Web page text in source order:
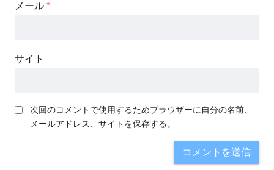
メール *
サイト
次回のコメントで使用するためブラウザーに自分の名前、
メールアドレス、サイトを保存する。